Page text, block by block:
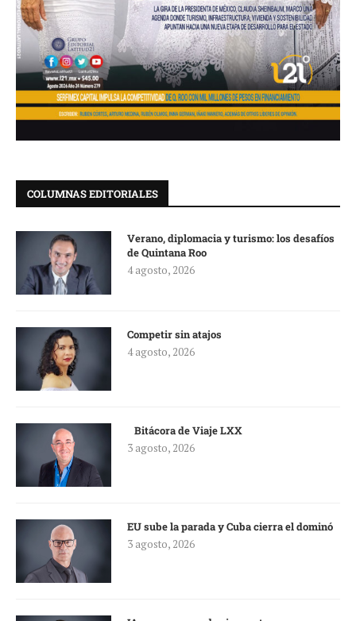
COLUMNAS EDITORIALES
Verano, diplomacia y turismo: los desafíos
de Quintana Roo
4 agosto, 2026
Competir sin atajos
4 agosto, 2026
Bitácora de Viaje LXX
3 agosto, 2026
EU sube la parada y Cuba cierra el dominó
3 agosto, 2026